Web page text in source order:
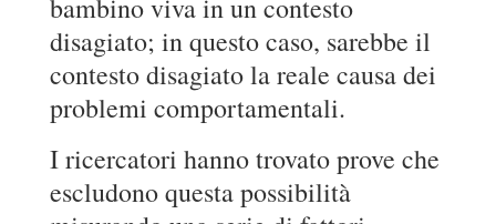
bambino viva in un contesto
disagiato; in questo caso, sarebbe il
contesto disagiato la reale causa dei
problemi comportamentali.
I ricercatori hanno trovato prove che
escludono questa possibilità